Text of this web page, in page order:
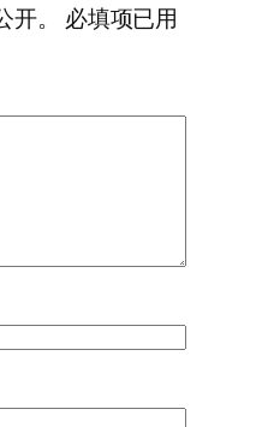
。
必填项已用